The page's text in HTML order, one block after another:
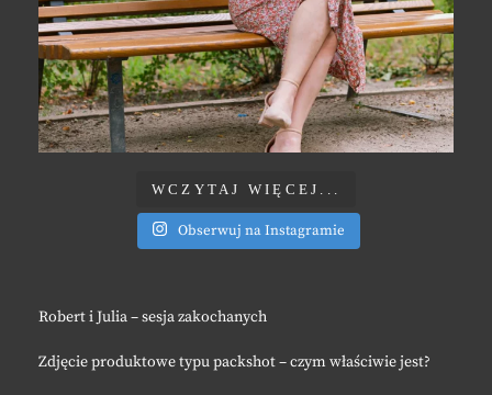
WCZYTAJ WIĘCEJ...
Obserwuj na Instagramie
Robert i Julia – sesja zakochanych
Zdjęcie produktowe typu packshot – czym właściwie jest?